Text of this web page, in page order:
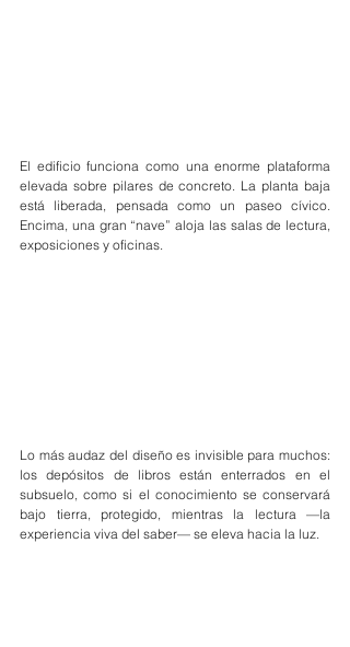
El edificio funciona como una enorme plataforma
elevada sobre pilares de concreto. La planta baja
está liberada, pensada como un paseo cívico.
Encima, una gran “nave” aloja las salas de lectura,
exposiciones y oficinas.
Lo más audaz del diseño es invisible para muchos:
los depósitos de libros están enterrados en el
subsuelo, como si el conocimiento se conservará
bajo tierra, protegido, mientras la lectura —la
experiencia viva del saber— se eleva hacia la luz.